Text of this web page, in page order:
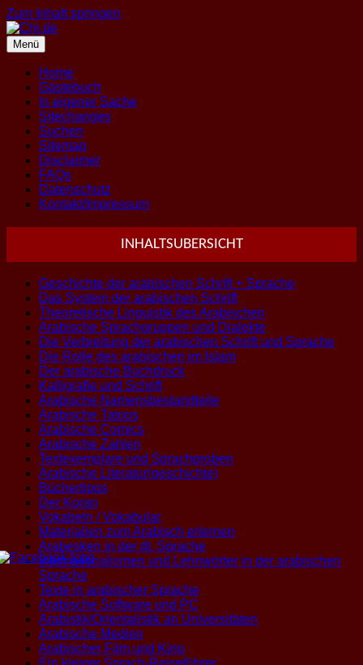
Zum Inhalt springen
Menü
Home
Gästebuch
In eigener Sache
Sitechanges
Suchen
Sitemap
Disclaimer
FAQs
Datenschutz
Kontakt/Impressum
INHALTSUBERSICHT
Geschichte der arabischen Schrift + Sprache
Das System der arabischen Schrift
Theoretische Linguistik des Arabischen
Arabische Sprachgruppen und Dialekte
Die Verbreitung der arabischen Schrift und Sprache
Die Rolle des arabischen im Islam
Der arabische Buchdruck
Kalligrafie und Schrift
Arabische Namensbestandteile
Arabische Tatoos
Arabische Comics
Arabische Zahlen
Textexemplare und Sprachproben
Arabische Literatur(geschichte)
Büchertipps
Der Koran
Vokabeln / Vokabular
Materialien zum Arabisch erlernen
Arabesken in der dt. Sprache
Internationalismen und Lehnwörter in der arabischen
Sprache
Texte in arabischer Sprache
Arabische Software und PC
Arabistik/Orientalistik an Universitäten
Arabische Medien
Arabischer Film und Kino